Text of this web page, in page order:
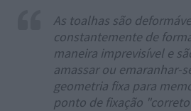
As toalhas são
constantemente de
maneira imprevisível e
amassar ou emaranhar-
geometria fixa para
ponto de fixação